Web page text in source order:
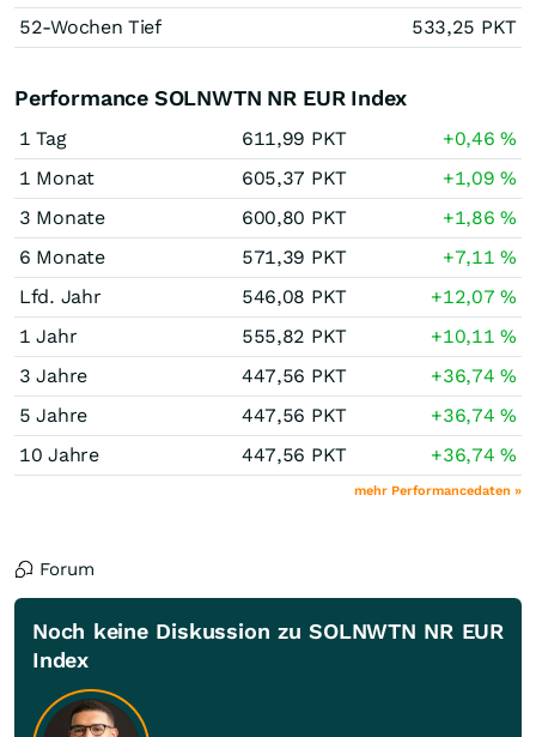
52-Wochen Tief
533,25 PKT
Performance SOLNWTN NR EUR Index
1 Tag 611,99 PKT +0,46%
1 Monat
605,37 PKT +1,09%
3 Monate
600,80 PKT +1,86%
6 Monate
571,39 PKT +7,11%
Lfd. Jahr
546,08 PKT +12,07%
1 Jahr
555,82 PKT +10,11%
3 Jahre
447,56 PKT +36,74%
5 Jahre
447,56 PKT +36,74%
10 Jahre
447,56 PKT +36,74%
mehr Performancedaten »
Forum
Noch keine Diskussion zu SOLNWTN NR EUR
Index